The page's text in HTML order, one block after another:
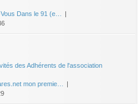
Dans le 91 (e…
des Adhérents de l'association
mon premie…